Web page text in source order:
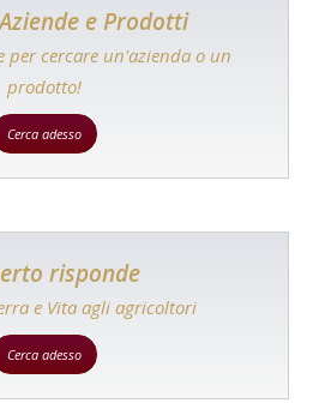
e Prodotti
per cercare un'azienda o un
prodotto!
Cerca adesso
risponde
e Vita agli agricoltori
Cerca adesso